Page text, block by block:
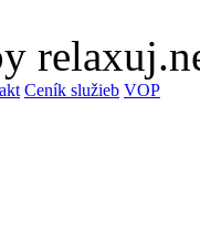
Ceník služieb VOP